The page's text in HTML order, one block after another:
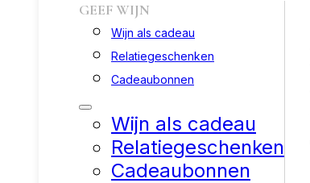
GEEF WIJN
Wijn als cadeau
Relatiegeschenken
Cadeaubonnen
Wijn als cadeau
Relatiegeschenken
Cadeaubonnen